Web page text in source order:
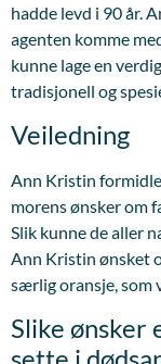
hadde levd i 90 år.
agenten komme
kunne lage en
tradisjonell og
Veiledning
Ann Kristin
morens ønsker om
Slik kunne de aller
Ann Kristin ønsket
særlig oransje, som
Slike ønsker